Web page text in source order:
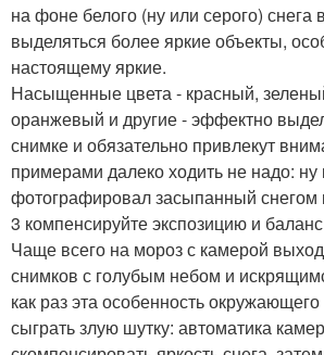
на фоне белого (ну или серого) снега
выделяться более яркие объекты,
настоящему яркие.
Насыщенные цвета - красный,
оранжевый и другие - эффектно
снимке и обязательно привлекут
примерами далеко ходить не надо: ну
фотографировал засыпанный снегом
3 компенсируйте экспозицию и
Чаще всего на мороз с камерой
снимков с голубым небом и
как раз эта особенность
сыграть злую шутку: автоматика